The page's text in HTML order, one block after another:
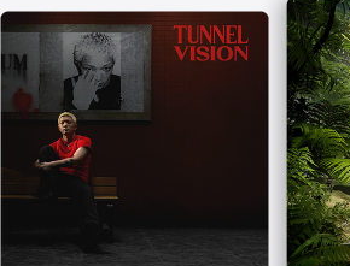
口
中
打
开)